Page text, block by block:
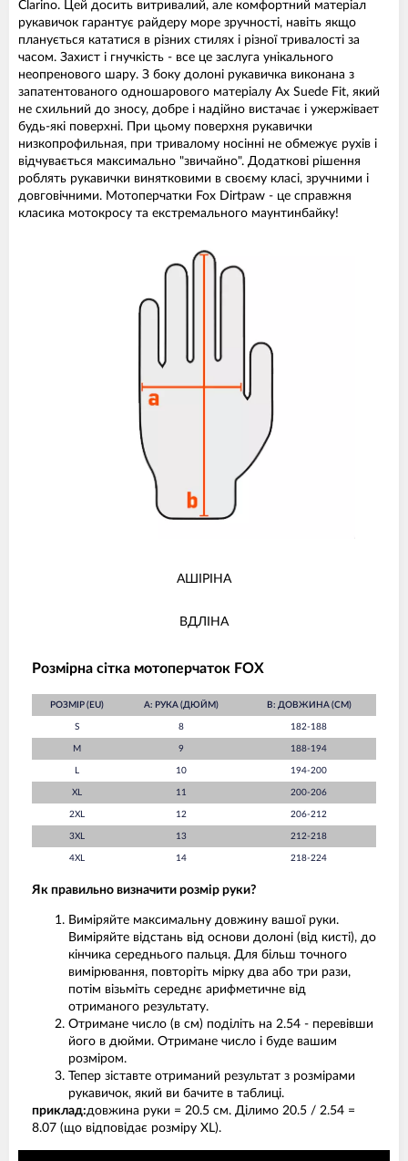
Clarino. Цей досить витривалий, але комфортний матеріал
рукавичок гарантує райдеру море зручності, навіть якщо
планується кататися в різних стилях і різної тривалості за
часом. Захист і гнучкість - все це заслуга унікального
неопренового шару. З боку долоні рукавичка виконана з
запатентованого одношарового матеріалу Ax Suede Fit, який
не схильний до зносу, добре і надійно вистачає і ужержівает
будь-які поверхні. При цьому поверхня рукавички
низкопрофильная, при тривалому носінні не обмежує рухів і
відчувається максимально "звичайно". Додаткові рішення
роблять рукавички винятковими в своєму класі, зручними і
довговічними. Мотоперчатки Fox Dirtpaw - це справжня
класика мотокросу та екстремального маунтинбайку!
AШІРІНА
BДЛІНА
Розмірна сітка мотоперчаток FOX
РОЗМІР (EU) A: РУКА (ДЮЙМ) B: ДОВЖИНА (СМ)
S 8 182-188
M 9 188-194
L 10 194-200
XL 11 200-206
2XL 12 206-212
3XL 13 212-218
4XL 14 218-224
Як правильно визначити розмір руки?
Виміряйте максимальну довжину вашої руки.
Виміряйте відстань від основи долоні (від кисті), до
кінчика середнього пальця. Для більш точного
вимірювання, повторіть мірку два або три рази,
потім візьміть середнє арифметичне від
отриманого результату.
Отримане число (в см) поділіть на 2.54 - перевівши
його в дюйми. Отримане число і буде вашим
розміром.
Тепер зіставте отриманий результат з розмірами
рукавичок, який ви бачите в таблиці.
приклад:довжина руки = 20.5 см. Ділимо 20.5 / 2.54 =
8.07 (що відповідає розміру XL).